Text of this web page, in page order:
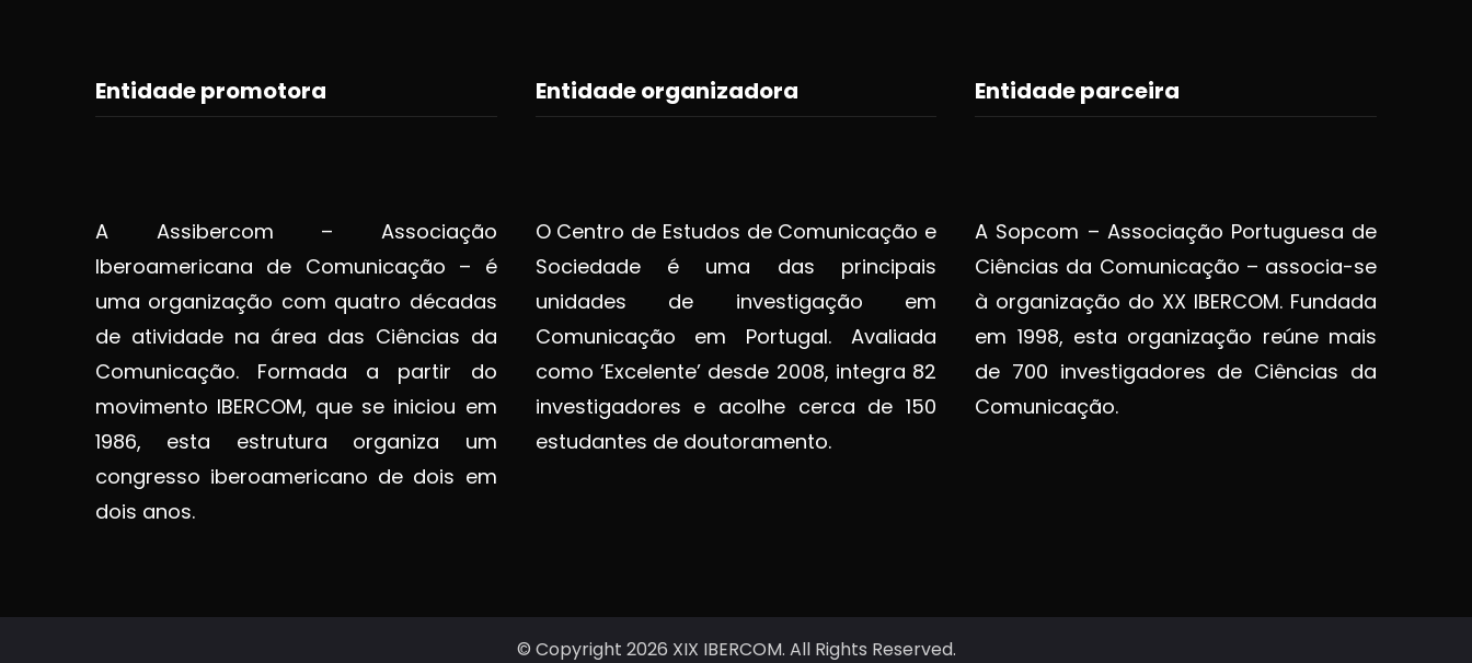
Entidade promotora
A Assibercom – Associação
Iberoamericana de Comunicação – é
uma organização com quatro décadas
de atividade na área das Ciências da
Comunicação. Formada a partir do
movimento IBERCOM, que se iniciou em
1986, esta estrutura organiza um
congresso iberoamericano de dois em
dois anos.
Entidade organizadora
O Centro de Estudos de Comunicação e
Sociedade é uma das principais
unidades de investigação em
Comunicação em Portugal. Avaliada
como ‘Excelente’ desde 2008, integra 82
investigadores e acolhe cerca de 150
estudantes de doutoramento.
Entidade parceira
A Sopcom – Associação Portuguesa de
Ciências da Comunicação – associa-se
à organização do XX IBERCOM. Fundada
em 1998, esta organização reúne mais
de 700 investigadores de Ciências da
Comunicação.
© Copyright 2026 XIX IBERCOM. All Rights Reserved.